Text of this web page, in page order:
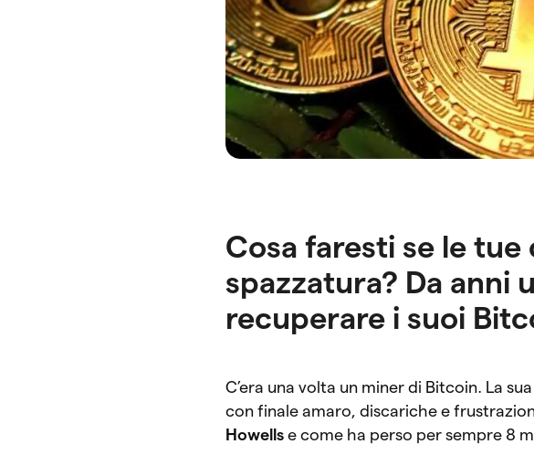
Cosa faresti se le
spazzatura? Da anni
recuperare i suoi
C’era una volta un miner di Bitcoin. La
con finale amaro, discariche e
Howells e come ha perso per sempre 8